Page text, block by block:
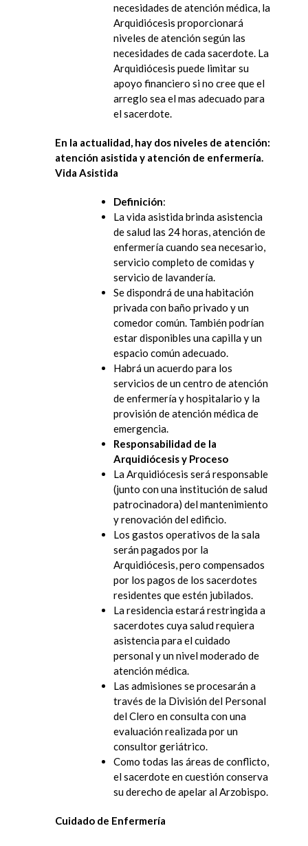
necesidades de atención médica, la
Arquidiócesis proporcionará
niveles de atención según las
necesidades de cada sacerdote. La
Arquidiócesis puede limitar su
apoyo financiero si no cree que el
arreglo sea el mas adecuado para
el sacerdote.
En la actualidad, hay dos niveles de atención:
atención asistida y atención de enfermería.
Vida Asistida
Definición:
La vida asistida brinda asistencia
de salud las 24 horas, atención de
enfermería cuando sea necesario,
servicio completo de comidas y
servicio de lavandería.
Se dispondrá de una habitación
privada con baño privado y un
comedor común. También podrían
estar disponibles una capilla y un
espacio común adecuado.
Habrá un acuerdo para los
servicios de un centro de atención
de enfermería y hospitalario y la
provisión de atención médica de
emergencia.
Responsabilidad de la
Arquidiócesis y Proceso
La Arquidiócesis será responsable
(junto con una institución de salud
patrocinadora) del mantenimiento
y renovación del edificio.
Los gastos operativos de la sala
serán pagados por la
Arquidiócesis, pero compensados ​​
por los pagos de los sacerdotes
residentes que estén jubilados.
La residencia estará restringida a
sacerdotes cuya salud requiera
asistencia para el cuidado
personal y un nivel moderado de
atención médica.
Las admisiones se procesarán a
través de la División del Personal
del Clero en consulta con una
evaluación realizada por un
consultor geriátrico.
Como todas las áreas de conflicto,
el sacerdote en cuestión conserva
su derecho de apelar al Arzobispo.
Cuidado de Enfermería